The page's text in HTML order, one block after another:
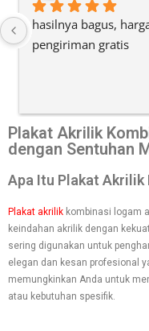
hasilnya bagus,
pengiriman gratis
Plakat Akrilik
dengan Sentuhan
Apa Itu Plakat Akrilik
Plakat akrilik kombinasi logam
keindahan akrilik dengan
sering digunakan untuk
elegan dan kesan profesional
memungkinkan Anda untuk
atau kebutuhan spesifik.